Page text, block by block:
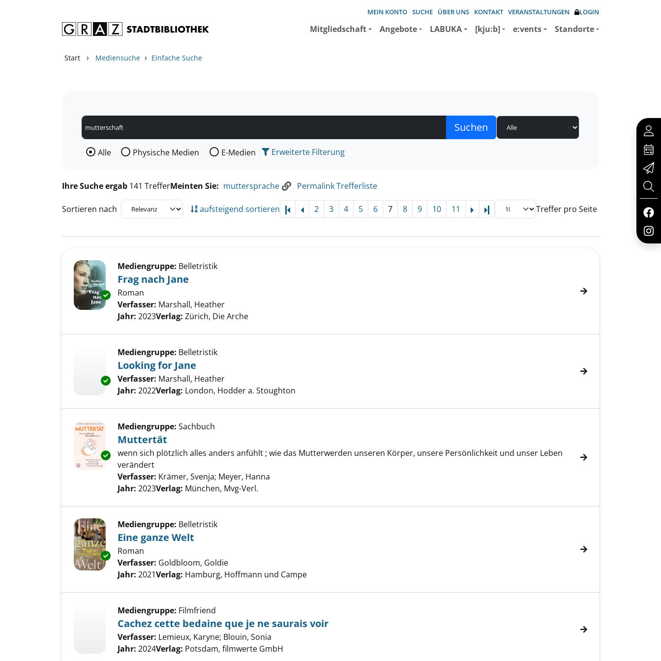
MEIN KONTO SUCHE ÜBER UNS KONTAKT VERANSTALTUNGEN LOGIN
Mitgliedschaft Angebote LABUKA [kju:b] e:vents Standorte
Start › Mediensuche › Einfache Suche
Wählen Sie die Medienart nach der Sie suchen wollen.
Alle Physische Medien E-Medien Erweiterte Filterung
Ihre Suche ergab 141 TrefferMeinten Sie: muttersprache Permalink Trefferliste
Sortieren nach aufsteigend sortieren 2 3 4 5 6 7 8 9 10 11 Letzte Seite Treffer pro Seite
Exemplar-Details von Frag nach Jane anzeigen
Mediengruppe: Belletristik
Frag nach Jane
Roman
Verfasser: Marshall, Heather
Jahr: 2023Verlag: Zürich, Die Arche
Exemplar-Details von Looking for Jane anzeigen
Mediengruppe: Belletristik
Looking for Jane
Verfasser: Marshall, Heather
Jahr: 2022Verlag: London, Hodder a. Stoughton
Exemplar-Details von Muttertät anzeigen
Mediengruppe: Sachbuch
Muttertät
wenn sich plötzlich alles anders anfühlt ; wie das Mutterwerden unseren Körper, unsere Persönlichkeit und unser Leben
verändert
Verfasser: Krämer, Svenja; Meyer, Hanna
Jahr: 2023Verlag: München, Mvg-Verl.
Exemplar-Details von Eine ganze Welt anzeigen
Mediengruppe: Belletristik
Eine ganze Welt
Roman
Verfasser: Goldbloom, Goldie
Jahr: 2021Verlag: Hamburg, Hoffmann und Campe
Mediengruppe: Filmfriend
Cachez cette bedaine que je ne saurais voir
Verfasser: Lemieux, Karyne; Blouin, Sonia
Jahr: 2024Verlag: Potsdam, filmwerte GmbH